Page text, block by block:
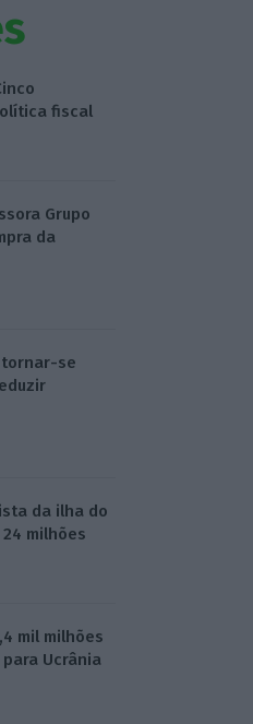
fiscal
Grupo
da
tornar-se
da ilha do
milhões
mil milhões
para Ucrânia